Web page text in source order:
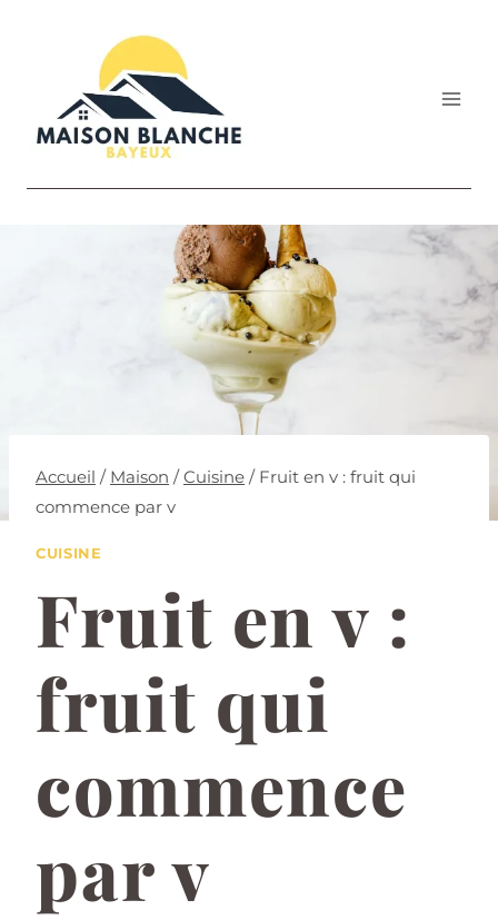
Accueil / Maison / Cuisine / Fruit en v : fruit qui
commence par v
CUISINE
Fruit en v :
fruit qui
commence
par v